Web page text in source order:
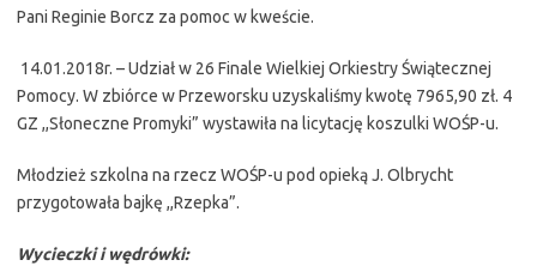
Pani Reginie Borcz za pomoc w kweście.
14.01.2018r. – Udział w 26 Finale Wielkiej Orkiestry Świątecznej
Pomocy. W zbiórce w Przeworsku uzyskaliśmy kwotę 7965,90 zł. 4
GZ ,,Słoneczne Promyki” wystawiła na licytację koszulki WOŚP-u.
Młodzież szkolna na rzecz WOŚP-u pod opieką J. Olbrycht
przygotowała bajkę ,,Rzepka”.
Wycieczki i wędrówki: